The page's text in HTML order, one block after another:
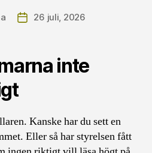
Inläggsdatum
26 juli, 2026
inte
Kanske har du sett en
Eller så har styrelsen fått